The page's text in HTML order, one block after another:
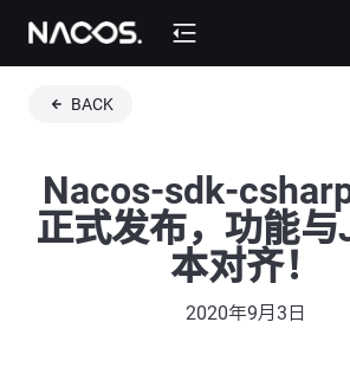
BACK
Nacos-sdk-
正式发布，功能与
本对齐！
2020年9月3日